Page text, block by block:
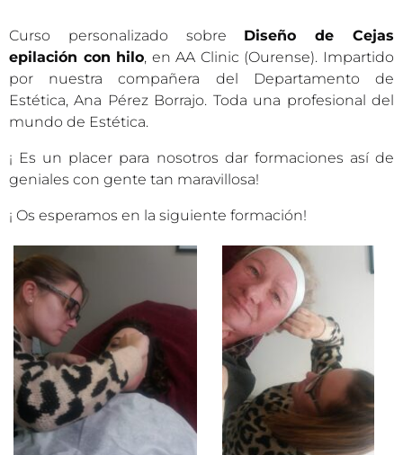
Curso personalizado sobre Diseño de Cejas
epilación con hilo, en AA Clinic (Ourense). Impartido
por nuestra compañera del Departamento de
Estética, Ana Pérez Borrajo. Toda una profesional del
mundo de Estética.
¡ Es un placer para nosotros dar formaciones así de
geniales con gente tan maravillosa!
¡ Os esperamos en la siguiente formación!